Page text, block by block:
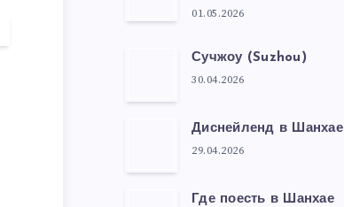
01.05.2026
Сучжоу (Suzhou)
30.04.2026
Диснейленд в Шанхае
29.04.2026
Где поесть в Шанхае